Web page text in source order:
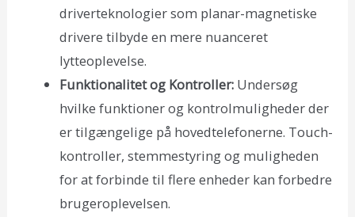
driverteknologier som planar-magnetiske
drivere tilbyde en mere nuanceret
lytteoplevelse.
Funktionalitet og Kontroller:Undersøg
hvilke funktioner og kontrolmuligheder der
er tilgængelige på hovedtelefonerne. Touch-
kontroller, stemmestyring og muligheden
for at forbinde til flere enheder kan forbedre
brugeroplevelsen.